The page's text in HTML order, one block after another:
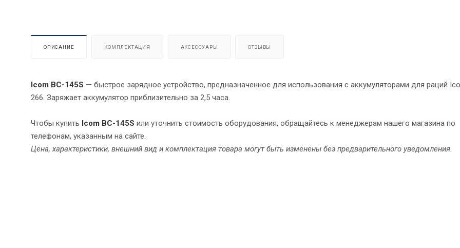
ОПИСАНИЕ КОМПЛЕКТАЦИЯ АКСЕССУАРЫ ОТЗЫВЫ
Icom BC-145S — быстрое зарядное устройство, предназначенное для использования с аккумуляторами для раций
266. Заряжает аккумулятор приблизительно за 2,5 часа.
Чтобы купить Icom BC-145S или уточнить стоимость оборудования, обращайтесь к менеджерам нашего магазина по
телефонам, указанным на сайте.
Цена, характеристики, внешний вид и комплектация товара могут быть изменены без предварительного уведомления.